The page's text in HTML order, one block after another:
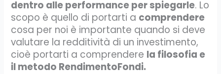
dentro alle performance per spiegarle. Lo
scopo è quello di portarti a comprendere
cosa per noi è importante quando si deve
valutare la redditività di un investimento,
cioè portarti a comprendere la filosofia e
il metodo RendimentoFondi.